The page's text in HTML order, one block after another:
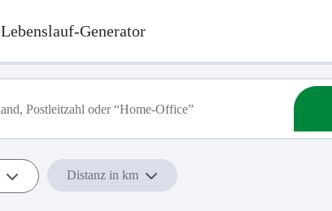
Lebenslauf-Generator
Distanz in km